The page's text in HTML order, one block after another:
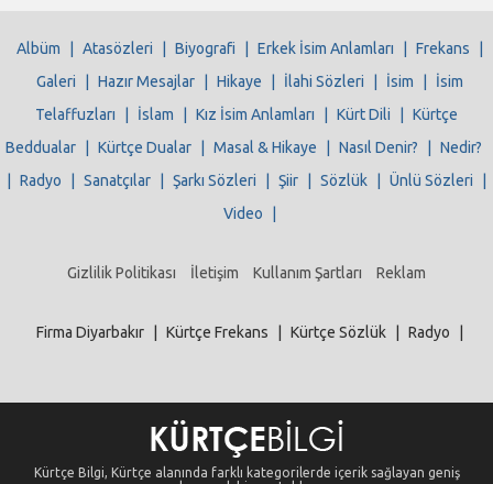
Albüm Atasözleri Biyografi Erkek İsim Anlamları Frekans
Galeri
Hazır Mesajlar Hikaye İlahi Sözleri İsim
İsim
Telaffuzları
İslam Kız İsim Anlamları Kürt Dili
Kürtçe
Beddualar
Kürtçe Dualar Masal & Hikaye Nasıl Denir?
Nedir?
Radyo Sanatçılar Şarkı Sözleri Şiir Sözlük Ünlü Sözleri
Video
Gizlilik Politikası İletişim Kullanım Şartları Reklam
Firma Diyarbakır Kürtçe Frekans Kürtçe Sözlük Radyo
Kürtçe Bilgi, Kürtçe alanında farklı kategorilerde içerik sağlayan geniş